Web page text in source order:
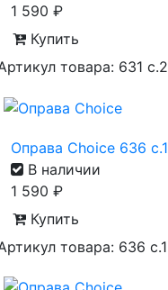
1 590 ₽
Купить
товара: 631 с.2
Оправа Choice 636 с.1
В наличии
1 590 ₽
Купить
товара: 636 с.1